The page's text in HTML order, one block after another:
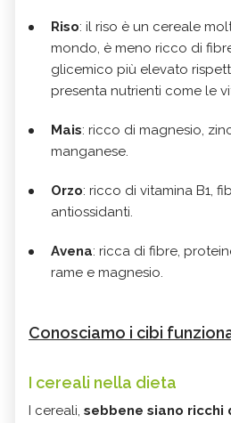
Riso: il riso è un cereale
mondo, è meno ricco di
glicemico più elevato
presenta nutrienti come le
Mais: ricco di magnesio,
manganese.
Orzo: ricco di vitamina B1,
antiossidanti.
Avena: ricca di fibre,
rame e magnesio.
Conosciamo i cibi
I cereali nella dieta
I cereali, sebbene siano ricchi